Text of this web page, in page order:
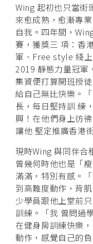
Wing 起初也只當街
來愈成熟，愈漸專
自我。四年間，
賽，獲獎三 項：香
軍、Free style 綫
2019 靜態力量冠軍
集資便打算開班授
給自己無比快樂。
長，每日堅持訓 練
興！在他們身上彷
讓他 堅定推廣香港
現時Wing 與同伴合
曾幾何時他也是「
滿滿，特別有感。
到高難度動作，背
少學員跟他上堂前
訓練。「我 曾問過
在健身房訓練快樂
動作，感覺自己的負